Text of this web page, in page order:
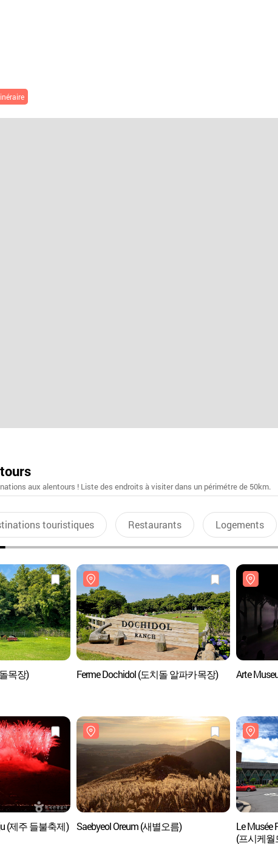
aux alentours ! Liste des endroits à visiter dans un périmétre de 50km.
touristiques Restaurants Logements
목장) Ferme Dochidol (도치돌 알파카목장) Arte
(제주 들불축제) Saebyeol Oreum (새별오름)
Le Musée
(프시케월